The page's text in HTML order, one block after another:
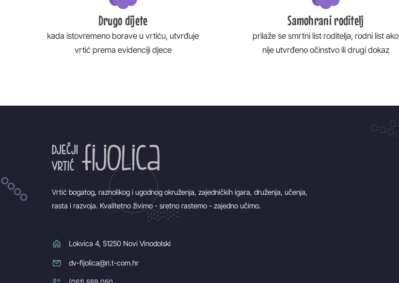
Drugo dijete
kada istovremeno borave u vrtiću, utvrđuje
vrtić prema evidenciji djece
Samohrani roditelj
prilaže se smrtni list roditelja, rodni list ako
nije utvrđeno očinstvo ili drugi dokaz
Vrtić bogatog, raznolikog i ugodnog okruženja, zajedničkih igara, druženja, učenja,
rasta i razvoja. Kvalitetno živimo - sretno rastemo - zajedno učimo.
Lokvica 4, 51250 Novi Vinodolski
dv-fijolica@ri.t-com.hr